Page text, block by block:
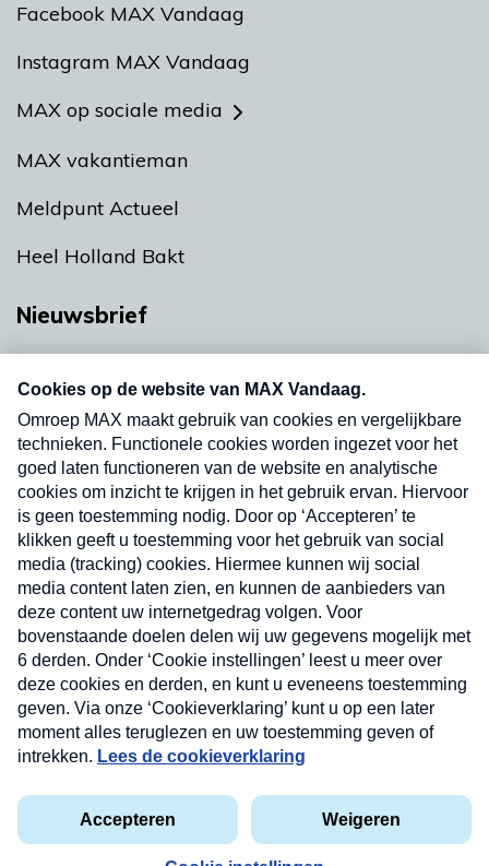
Facebook MAX Vandaag
Instagram MAX Vandaag
MAX op sociale media
MAX vakantieman
Meldpunt Actueel
Heel Holland Bakt
Nieuwsbrief
nieuwsbrief. Elke vrijdag- en dinsdagochtend in
uw mailbox.
Verzend
Privacyverklaring
Cookieverklaring
Kwetsbaarheid melden
Copyright © 2026 MAX Vandaag - Omroep MAX
Nieuwsbrief
Neem hier een gratis abonnement op onze
nieuwsbrief. Elke vrijdag- en dinsdagochtend in uw